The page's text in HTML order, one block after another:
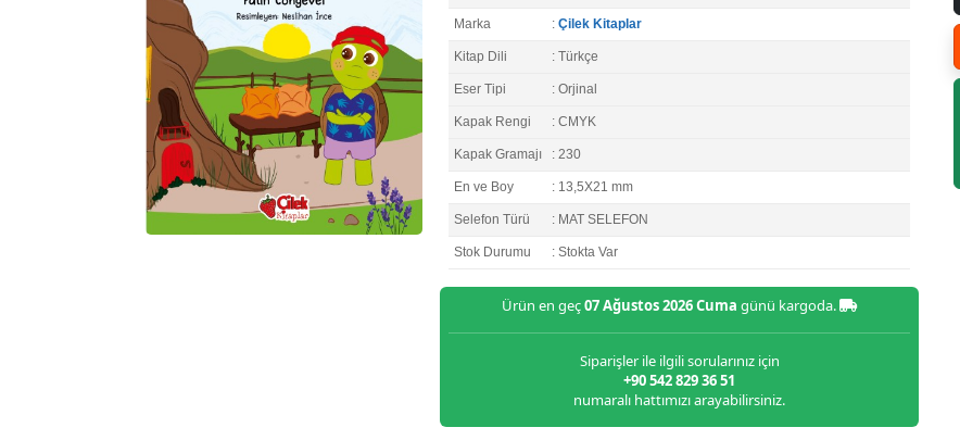
Marka : Çilek Kitaplar
Kitap Dili : Türkçe
Eser Tipi : Orjinal
Kapak Rengi : CMYK
Kapak Gramajı : 230
En ve Boy : 13,5X21 mm
Selefon Türü : MAT SELEFON
Stok Durumu : Stokta Var
Ürün en geç07 Ağustos 2026 Cuma günü kargoda.
Siparişler ile ilgili sorularınız için
+90 542 829 36 51
numaralı hattımızı arayabilirsiniz.